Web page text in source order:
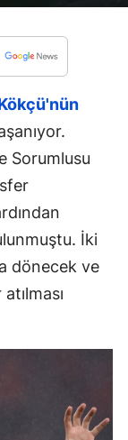
Sorumlusu
İki
dönecek ve